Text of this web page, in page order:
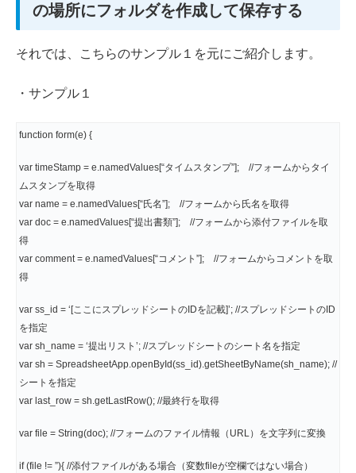
の場所にフォルダを作成して保存する
それでは、こちらのサンプル１を元にご紹介します。
・サンプル１
function form(e) {
var timeStamp = e.namedValues[“タイムスタンプ”]; //フォームからタイ
ムスタンプを取得
var name = e.namedValues[“氏名”]; //フォームから氏名を取得
var doc = e.namedValues[“提出書類”]; //フォームから添付ファイルを取
得
var comment = e.namedValues[“コメント”]; //フォームからコメントを取
得
var ss_id = ‘[ここにスプレッドシートのIDを記載]’; //スプレッドシートのID
を指定
var sh_name = ‘提出リスト’; //スプレッドシートのシート名を指定
var sh = SpreadsheetApp.openById(ss_id).getSheetByName(sh_name); //
シートを指定
var last_row = sh.getLastRow(); //最終行を取得
var file = String(doc); //フォームのファイル情報（URL）を文字列に変換
if (file != ”){ //添付ファイルがある場合（変数fileが空欄ではない場合）